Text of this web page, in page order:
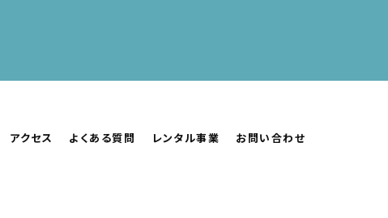
アクセス よくある質問 レンタル事業 お問い合わせ